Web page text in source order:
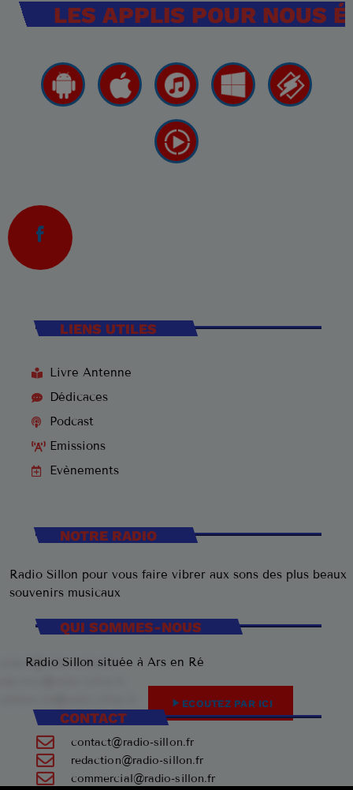
LES APPLIS POUR NOUS
LIENS UTILES
Livre Antenne
Dédicaces
Podcast
Emissions
Evènements
NOTRE RADIO
Radio Sillon pour vous faire vibrer aux sons des plus beaux
souvenirs musicaux
play_arrow ECOUTEZ PAR ICI
QUI SOMMES-NOUS
Radio Sillon située à Ars en Ré
CONTACT
contact@radio-sillon.fr
redaction@radio-sillon.fr
commercial@radio-sillon.fr